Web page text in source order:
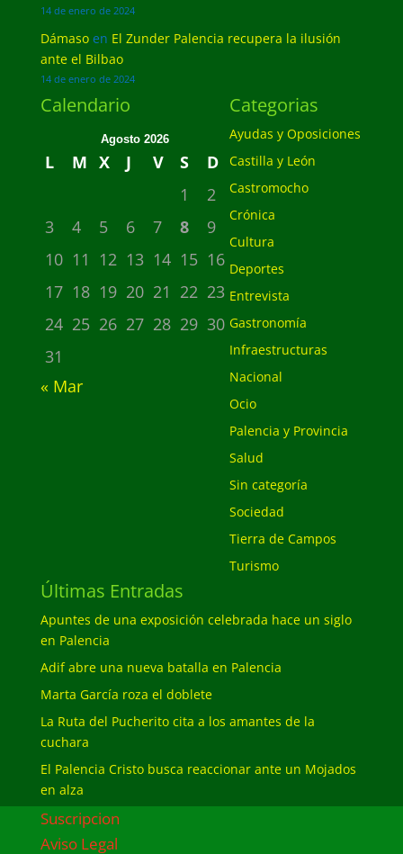
14 de enero de 2024
Dámasoen El Zunder Palencia recupera la ilusión
ante el Bilbao
14 de enero de 2024
Calendario
Agosto 2026
L M X J V S
D
1
2
3
4 5 6 7 8
9
10 11 12 13 14 15 16
17 18 19 20 21 22 23
24 25 26 27 28 29 30
31
« Mar
Categorias
Ayudas y Oposiciones
Castilla y León
Castromocho
Crónica
Cultura
Deportes
Entrevista
Gastronomía
Infraestructuras
Nacional
Ocio
Palencia y Provincia
Salud
Sin categoría
Sociedad
Tierra de Campos
Turismo
Últimas Entradas
Apuntes de una exposición celebrada hace un siglo
en Palencia
Adif abre una nueva batalla en Palencia
Marta García roza el doblete
La Ruta del Pucherito cita a los amantes de la
cuchara
El Palencia Cristo busca reaccionar ante un Mojados
en alza
Suscripcion
Aviso Legal